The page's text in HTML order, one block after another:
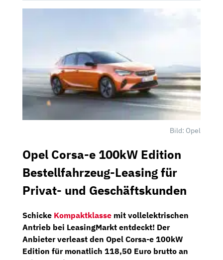
Bild: Opel
Opel Corsa-e 100kW Edition
Bestellfahrzeug-Leasing für
Privat- und Geschäftskunden
Schicke Kompaktklasse mit vollelektrischen
Antrieb bei LeasingMarkt entdeckt! Der
Anbieter verleast den Opel Corsa-e 100kW
Edition für monatlich 118,50 Euro brutto an